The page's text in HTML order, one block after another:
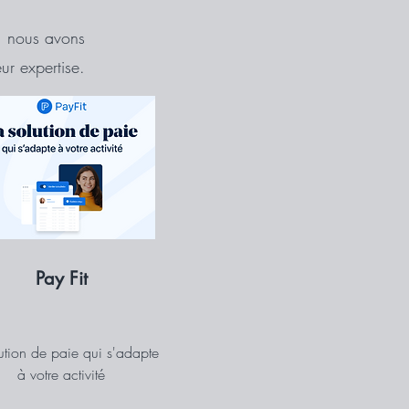
avons
expertise.
Pay Fit
de paie qui s'adapte
à votre activité